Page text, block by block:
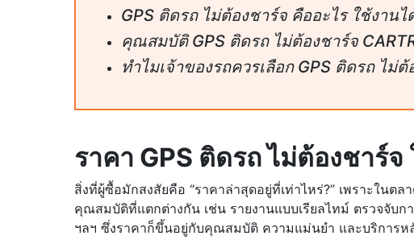
GPS ติดรถ ไม่ต้องชาร์จ คืออะไร ใช้งานไ
คุณสมบัติ GPS ติดรถ ไม่ต้องชาร์จ
ทำไมเจ้าของรถควรเลือก GPS ติดรถ ไม่
ราคา GPS ติดรถ ไม่ต้องชาร์
สิ่งที่ผู้ซื้อมักสงสัยคือ “ราคาล่าสุดอยู่ที่เท่าไหร่?” เพราะในต
คุณสมบัติที่แตกต่างกัน เช่น รายงานแบบเรียลไทม์ ตรวจจับ
ฯลฯ ซึ่งราคาก็ขึ้นอยู่กับคุณสมบัติ ความแม่นยำ และบริการห